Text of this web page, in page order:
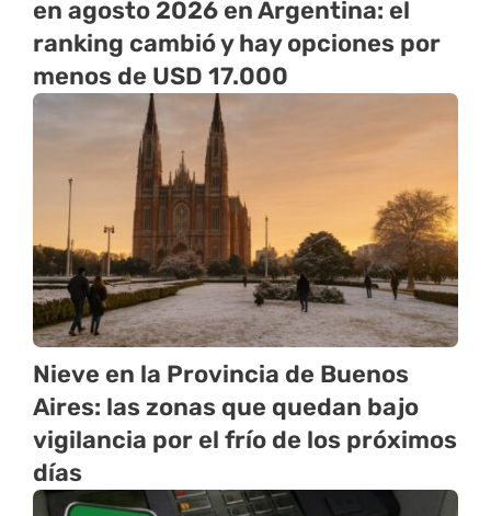
en agosto 2026 en Argentina: el
ranking cambió y hay opciones por
menos de USD 17.000
Nieve en la Provincia de Buenos
Aires: las zonas que quedan bajo
vigilancia por el frío de los próximos
días